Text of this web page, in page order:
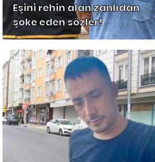
Eşini rehin alan zanlıdan
şoke eden sözler!